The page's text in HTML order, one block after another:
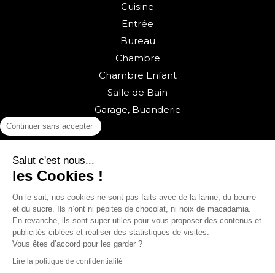
Continuer sans accepter
Salut c'est nous...
les Cookies !
On le sait, nos cookies ne sont pas faits avec de la farine, du beurre
et du sucre. Ils n’ont ni pépites de chocolat, ni noix de macadamia.
En revanche, ils sont super utiles pour vous proposer des contenus et
publicités ciblées et réaliser des statistiques de visites.
Vous êtes d’accord pour les garder ?
Lire la politique de confidentialité
Cuisine
Entrée
Bureau
Chambre
Chambre Enfant
Salle de Bain
Garage, Buanderie
Retour vers la boutique
© sweeek 2026
English(Anglais